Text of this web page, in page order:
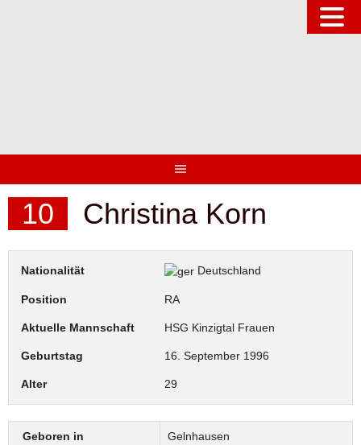
10 Christina Korn
Nationalität Deutschland
Position RA
Aktuelle Mannschaft HSG Kinzigtal Frauen
Geburtstag 16. September 1996
Alter 29
Geboren in Gelnhausen